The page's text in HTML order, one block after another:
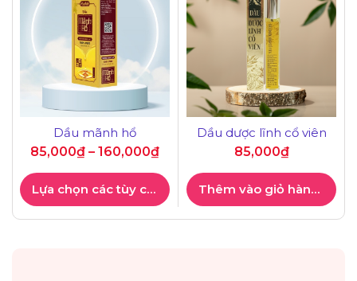
Dầu mãnh hổ
85,000₫ – 160,000₫
Lựa chọn các tùy chọn
Dầu dược lĩnh cổ viên
85,000₫
Thêm vào giỏ hàng